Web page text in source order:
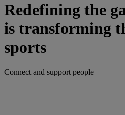
Redefining the
is transforming
sports
Connect and support people